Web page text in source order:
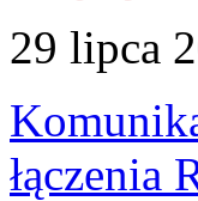
29 lipca
łączenia